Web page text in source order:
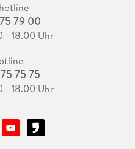
79 00
- 18.00 Uhr
75 75
- 18.00 Uhr